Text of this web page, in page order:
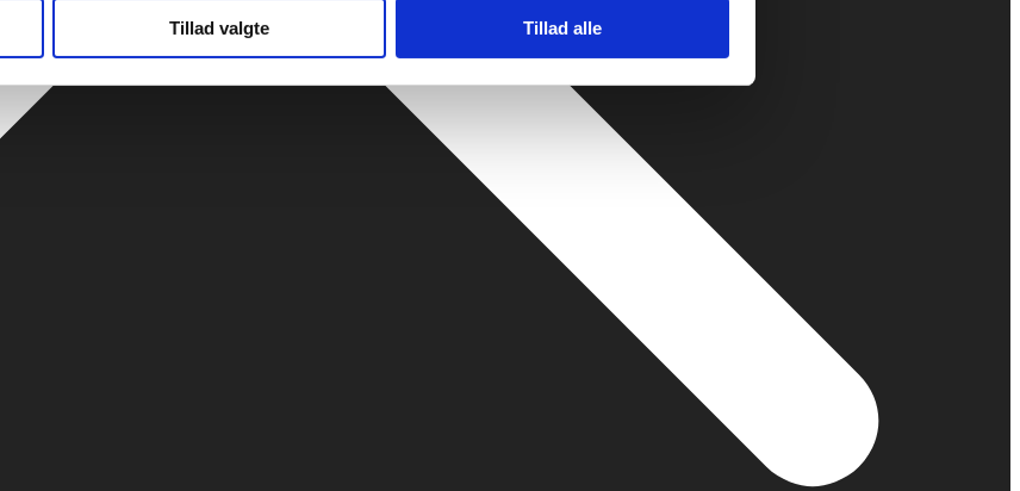
Tillad valgte Tillad alle